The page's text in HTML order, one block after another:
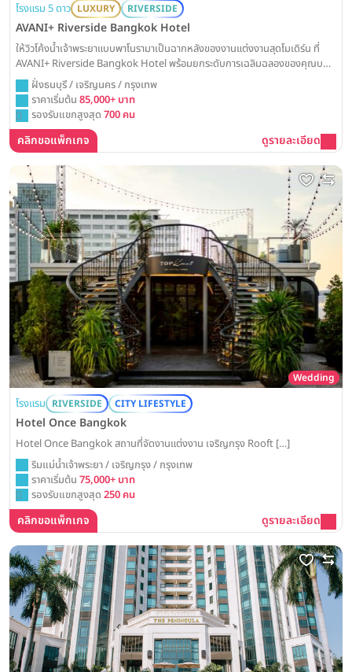
โรงแรม 5 ดาว LUXURY RIVERSIDE
AVANI+ Riverside Bangkok Hotel
ให้วิวโค้งน้ำเจ้าพระยาแบบพาโนรามาเป็นฉากหลังของงานแต่งงานสุดโมเดิร์น ที่
AVANI+ Riverside Bangkok Hotel พร้อมยกระดับการเฉลิมฉลองของคุณบน
รูฟท็อปบาร์สุดอลังการ เพื่อสร้างค่ำคืนที่น่าตื่นตาตื่นใจและโรแมนติกที่สุด
ฝั่งธนบุรี / เจริญนคร / กรุงเทพ
ราคาเริ่มต้น 85,000+ บาท
รองรับแขกสูงสุด 700 คน
คลิกขอแพ็กเกจ ดูรายละเอียด
Wedding
โรงแรม RIVERSIDE CITY LIFESTYLE
Hotel Once Bangkok
Hotel Once Bangkok สถานที่จัดงานแต่งงาน เจริญกรุง Rooft […]
ริมแม่น้ำเจ้าพระยา / เจริญกรุง / กรุงเทพ
ราคาเริ่มต้น 75,000+ บาท
รองรับแขกสูงสุด 250 คน
คลิกขอแพ็กเกจ ดูรายละเอียด